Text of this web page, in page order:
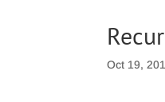
Oct 19,